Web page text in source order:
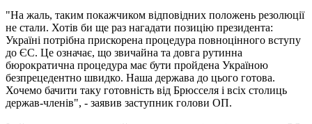
"На жаль, таким покажчиком відповідних положень резолюції
не стали. Хотів би ще раз нагадати позицію президента:
Україні потрібна прискорена процедура повноцінного вступу
до ЄС. Це означає, що звичайна та довга рутинна
бюрократична процедура має бути пройдена Україною
безпрецедентно швидко. Наша держава до цього готова.
Хочемо бачити таку готовність від Брюсселя і всіх столиць
держав-членів", - заявив заступник голови ОП.